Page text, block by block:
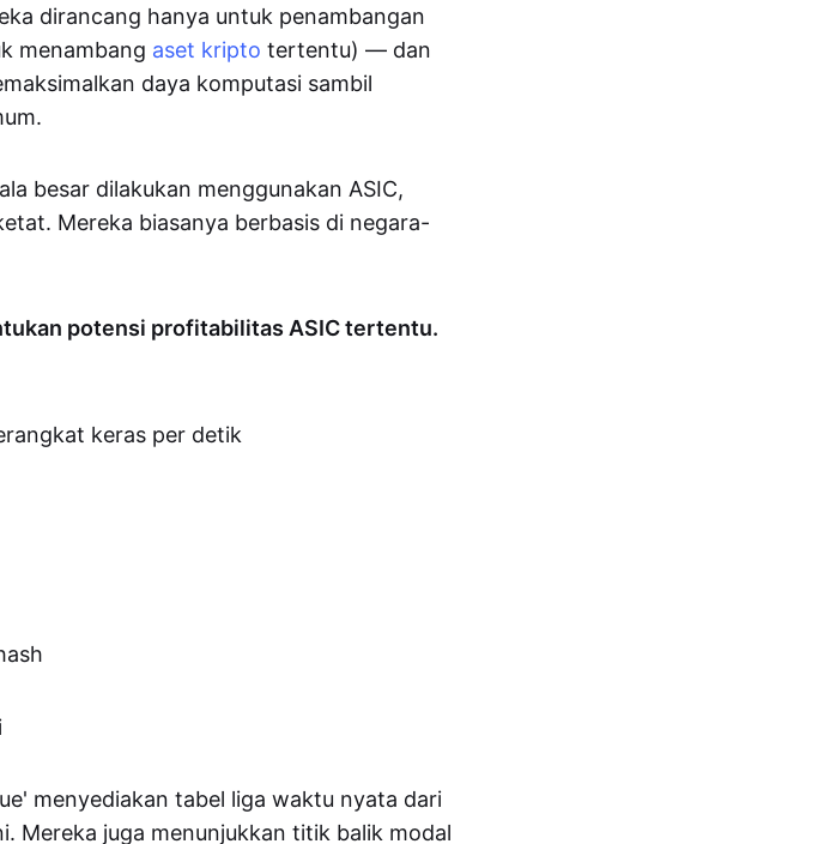
dirancang hanya untuk penambangan
menambang aset kripto tertentu) — dan
daya komputasi sambil
besar dilakukan menggunakan ASIC,
Mereka biasanya berbasis di negara-
potensi profitabilitas ASIC tertentu.
keras per detik
menyediakan tabel liga waktu nyata dari
Mereka juga menunjukkan titik balik modal